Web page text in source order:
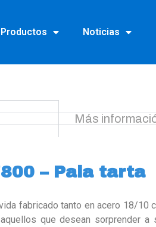
Productos Noticias
Más
– Pala tarta
fabricado tanto en acero 18/10
que desean sorprender a